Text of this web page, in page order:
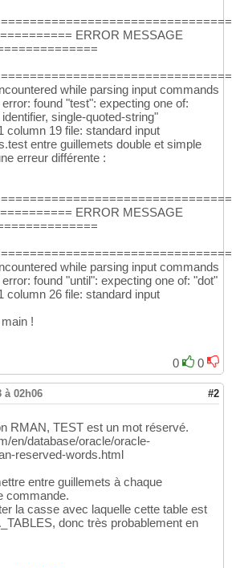
ERROR MESSAGE
while parsing input commands
found "test": expecting one of:
single-quoted-string"
column 19 file: standard input
entre guillemets double et simple
erreur différente :
ERROR MESSAGE
while parsing input commands
found "until": expecting one of: "dot"
column 26 file: standard input
!
0
0
à 02h06 #2
RMAN, TEST est un mot réservé.
en/database/oracle/oracle-
reserved-words.html
entre guillemets à chaque
commande.
la casse avec laquelle cette table est
donc très probablement en